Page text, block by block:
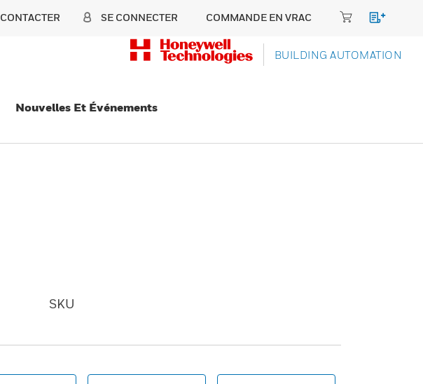
CONTACTER SE CONNECTER COMMANDE EN VRAC
BUILDING AUTOMATION
Nouvelles Et Événements
SKU